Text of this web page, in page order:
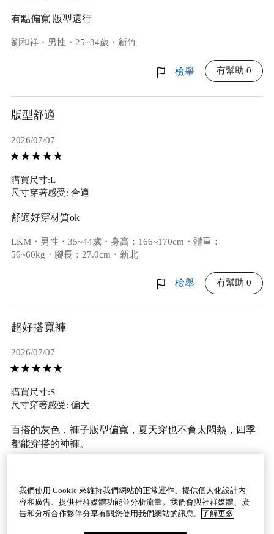
有點偏寬 版型還行
劉和祥・男性・25~34歲・新竹
檢舉 有幫助 0
版型舒適
2026/07/07
購買尺寸:L
尺寸穿著感受: 合適
舒適好穿材質ok
LKM・男性・35~44歲・身高：166~170cm・體重：
56~60kg・腳長：27.0cm・新北
檢舉 有幫助 0
超好搭寬褲
2026/07/07
購買尺寸:S
尺寸穿著感受: 偏大
百搭的灰色，褲子版型偏寬，夏天穿也不會太悶熱，四季
都能穿搭的神褲。
檢舉 有幫助 0
我們使用 Cookie 來維持我們網站的正常運作、提供個人化設計内
容和廣告、提供社群媒體功能並分析流量。我們會與社群媒體、廣
告和分析合作夥伴分享有關您使用我們網站的訊息。 了解更多